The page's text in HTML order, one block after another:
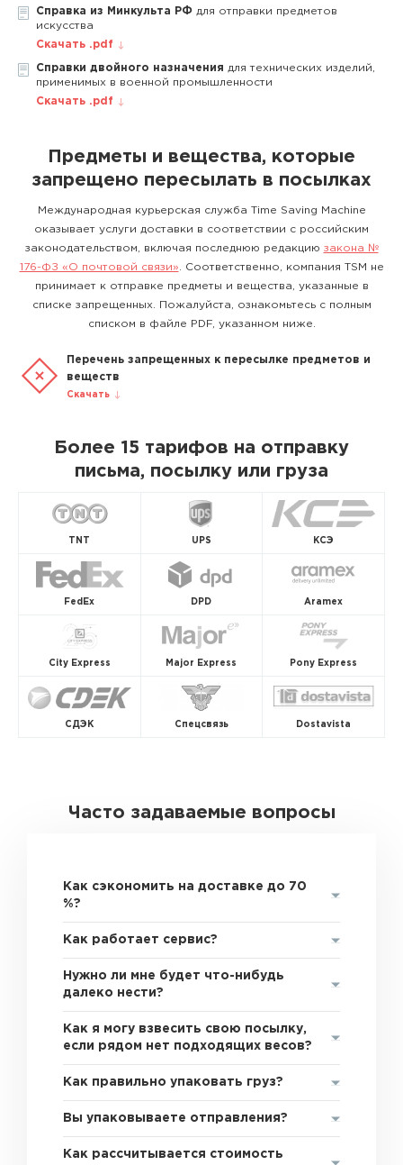
Справка из Минкульта РФ для отправки предметов
искусства
Скачать .pdf
Справки двойного назначения для технических изделий,
применимых в военной промышленности
Скачать .pdf
Предметы и вещества, которые
запрещено пересылать в посылках
Международная курьерская служба Time Saving Machine
оказывает услуги доставки в соответствии с российским
законодательством, включая последнюю редакцию закона №
176-ФЗ «О почтовой связи» . Соответственно, компания TSM не
принимает к отправке предметы и вещества, указанные в
списке запрещенных. Пожалуйста, ознакомьтесь с полным
списком в файле PDF, указанном ниже.
Перечень запрещенных к пересылке предметов и
веществ
Скачать
Более 15 тарифов на отправку
письма, посылку или груза
TNT UPS КСЭ
FedEx DPD Aramex
City Express Major Express Pony Express
СДЭК Спецсвязь Dostavista
Часто задаваемые вопросы
Как сэкономить на доставке до 70
%?
Как работает сервис?
Нужно ли мне будет что-нибудь
далеко нести?
Как я могу взвесить свою посылку,
если рядом нет подходящих весов?
Как правильно упаковать груз?
Вы упаковываете отправления?
Как рассчитывается стоимость